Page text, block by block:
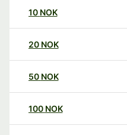
10 NOK
20 NOK
50 NOK
100 NOK